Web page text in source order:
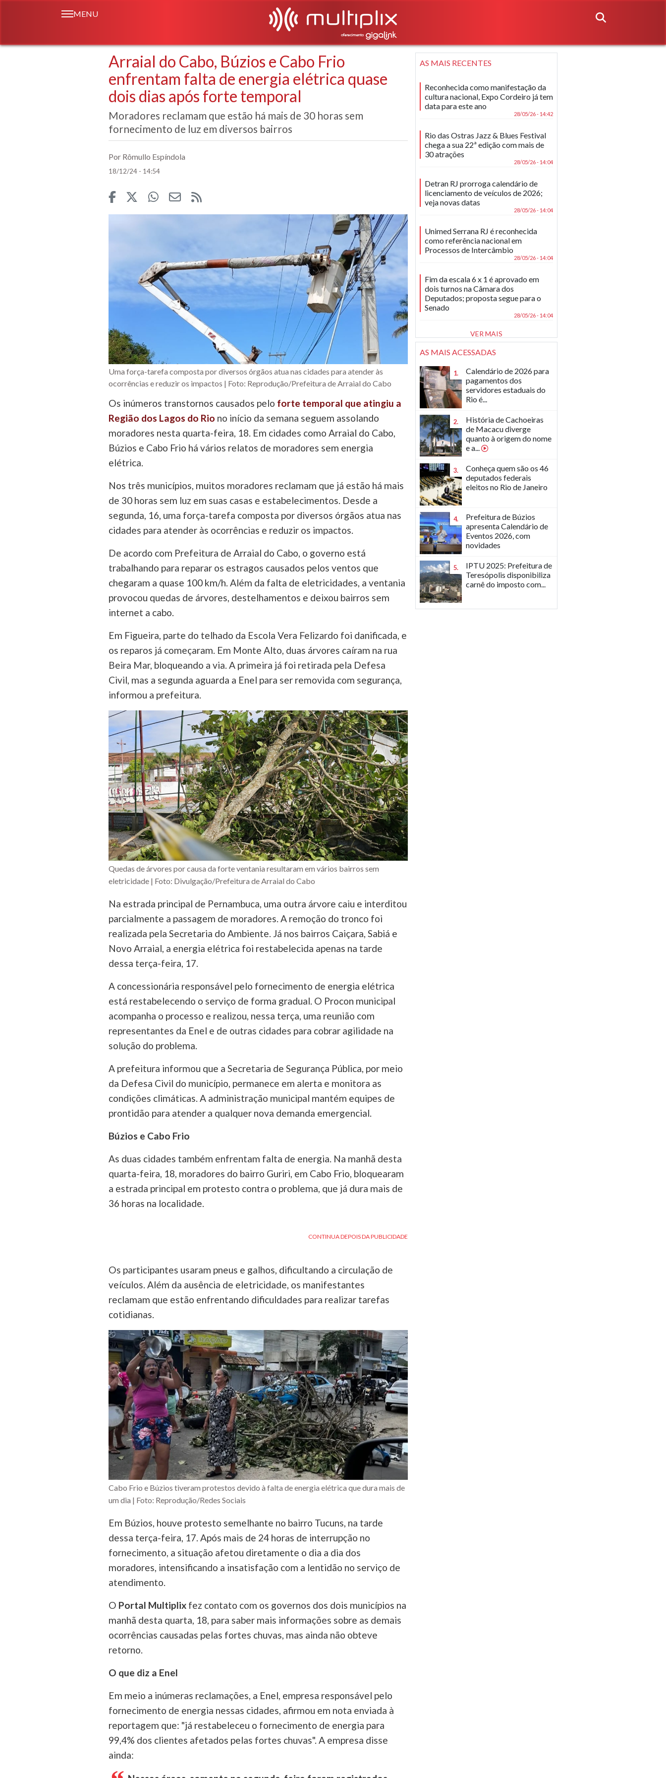
MENU
Arraial do Cabo, Búzios e Cabo Frio
enfrentam falta de energia elétrica quase
dois dias após forte temporal
Moradores reclamam que estão há mais de 30 horas sem
fornecimento de luz em diversos bairros
Por Rômullo Espíndola
18/12/24 - 14:54
Uma força-tarefa composta por diversos órgãos atua nas cidades para atender às
ocorrências e reduzir os impactos | Foto: Reprodução/Prefeitura de Arraial do Cabo
Os inúmeros transtornos causados pelo forte temporal que atingiu a
Região dos Lagos do Rio no início da semana seguem assolando
moradores nesta quarta-feira, 18. Em cidades como Arraial do Cabo,
Búzios e Cabo Frio há vários relatos de moradores sem energia
elétrica.
Nos três municípios, muitos moradores reclamam que já estão há mais
de 30 horas sem luz em suas casas e estabelecimentos. Desde a
segunda, 16, uma força-tarefa composta por diversos órgãos atua nas
cidades para atender às ocorrências e reduzir os impactos.
De acordo com Prefeitura de Arraial do Cabo, o governo está
trabalhando para reparar os estragos causados pelos ventos que
chegaram a quase 100 km/h. Além da falta de eletricidades, a ventania
provocou quedas de árvores, destelhamentos e deixou bairros sem
internet a cabo.
Em Figueira, parte do telhado da Escola Vera Felizardo foi danificada, e
os reparos já começaram. Em Monte Alto, duas árvores caíram na rua
Beira Mar, bloqueando a via. A primeira já foi retirada pela Defesa
Civil, mas a segunda aguarda a Enel para ser removida com segurança,
informou a prefeitura.
Quedas de árvores por causa da forte ventania resultaram em vários bairros sem
eletricidade | Foto: Divulgação/Prefeitura de Arraial do Cabo
Na estrada principal de Pernambuca, uma outra árvore caiu e interditou
parcialmente a passagem de moradores. A remoção do tronco foi
realizada pela Secretaria do Ambiente. Já nos bairros Caiçara, Sabiá e
Novo Arraial, a energia elétrica foi restabelecida apenas na tarde
dessa terça-feira, 17.
A concessionária responsável pelo fornecimento de energia elétrica
está restabelecendo o serviço de forma gradual. O Procon municipal
acompanha o processo e realizou, nessa terça, uma reunião com
representantes da Enel e de outras cidades para cobrar agilidade na
solução do problema.
A prefeitura informou que a Secretaria de Segurança Pública, por meio
da Defesa Civil do município, permanece em alerta e monitora as
condições climáticas. A administração municipal mantém equipes de
prontidão para atender a qualquer nova demanda emergencial.
Búzios e Cabo Frio
As duas cidades também enfrentam falta de energia. Na manhã desta
quarta-feira, 18, moradores do bairro Guriri, em Cabo Frio, bloquearam
a estrada principal em protesto contra o problema, que já dura mais de
36 horas na localidade.
Os participantes usaram pneus e galhos, dificultando a circulação de
veículos. Além da ausência de eletricidade, os manifestantes
reclamam que estão enfrentando dificuldades para realizar tarefas
cotidianas.
Cabo Frio e Búzios tiveram protestos devido à falta de energia elétrica que dura mais de
um dia | Foto: Reprodução/Redes Sociais
Em Búzios, houve protesto semelhante no bairro Tucuns, na tarde
dessa terça-feira, 17. Após mais de 24 horas de interrupção no
fornecimento, a situação afetou diretamente o dia a dia dos
moradores, intensificando a insatisfação com a lentidão no serviço de
atendimento.
O Portal Multiplixfez contato com os governos dos dois municípios na
manhã desta quarta, 18, para saber mais informações sobre as demais
ocorrências causadas pelas fortes chuvas, mas ainda não obteve
retorno.
O que diz a Enel
Em meio a inúmeras reclamações, a Enel, empresa responsável pelo
fornecimento de energia nessas cidades, afirmou em nota enviada à
reportagem que: "já restabeleceu o fornecimento de energia para
99,4% dos clientes afetados pelas fortes chuvas". A empresa disse
ainda:
AS MAIS RECENTES
Reconhecida como manifestação da
cultura nacional, Expo Cordeiro já tem
data para este ano
28/05/26 - 14:42
Rio das Ostras Jazz & Blues Festival
chega a sua 22ª edição com mais de
30 atrações
28/05/26 - 14:04
Detran RJ prorroga calendário de
licenciamento de veículos de 2026;
veja novas datas
28/05/26 - 14:04
Unimed Serrana RJ é reconhecida
como referência nacional em
Processos de Intercâmbio
28/05/26 - 14:04
Fim da escala 6 x 1 é aprovado em
dois turnos na Câmara dos
Deputados; proposta segue para o
Senado
28/05/26 - 14:04
VER MAIS
AS MAIS ACESSADAS
1.
Calendário de 2026 para
pagamentos dos
servidores estaduais do
Rio é...
2.
História de Cachoeiras
de Macacu diverge
quanto à origem do nome
e a...
3.
Conheça quem são os 46
deputados federais
eleitos no Rio de Janeiro
4.
Prefeitura de Búzios
apresenta Calendário de
Eventos 2026, com
novidades
5.
IPTU 2025: Prefeitura de
Teresópolis disponibiliza
carnê do imposto com...